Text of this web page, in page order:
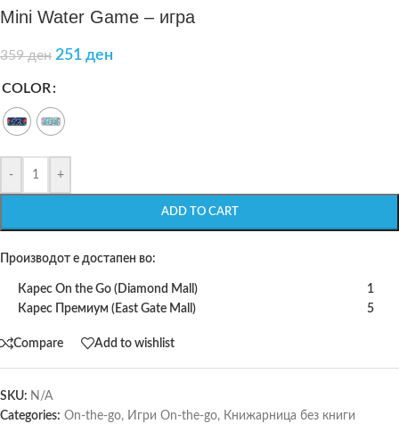
Mini Water Game – игра
359ден 251 ден
COLOR
- +
ADD TO CART
Производот е достапен во:
Карес On the Go (Diamond Mall)
1
Карес Премиум (East Gate Mall)
5
Compare Add to wishlist
SKU: N/A
Categories: On-the-go, Игри On-the-go, Книжарница без книги